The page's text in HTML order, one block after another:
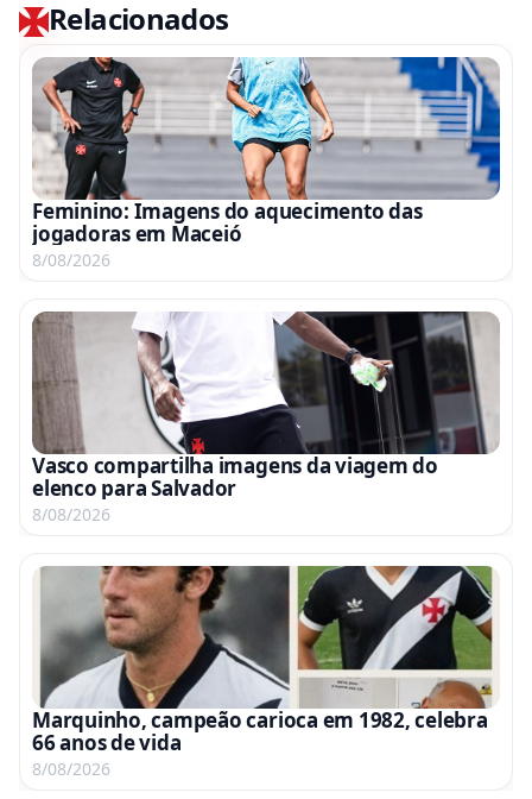
Relacionados
Feminino: Imagens do aquecimento das
jogadoras em Maceió
8/08/2026
Vasco compartilha imagens da viagem do
elenco para Salvador
8/08/2026
Marquinho, campeão carioca em 1982, celebra
66 anos de vida
8/08/2026